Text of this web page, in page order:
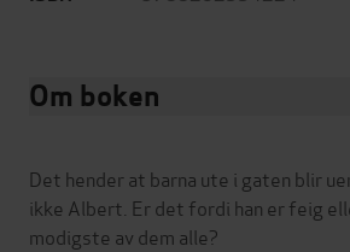
Om boken
Det hender at barna ute i gaten blir
ikke Albert. Er det fordi han er feig
modigste av dem alle?